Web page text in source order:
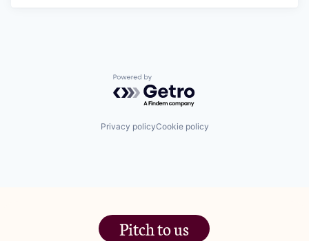
Powered by Getro.com
Privacy policyCookie policy
Pitch to us